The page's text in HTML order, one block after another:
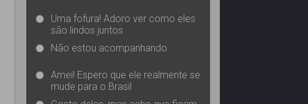
Uma fofura! Adoro ver como eles
são lindos juntos
Não estou acompanhando
Amei! Espero que ele realmente se
mude para o Brasil